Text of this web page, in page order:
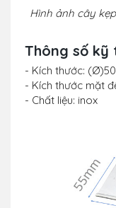
Hình ảnh cây
Thông số kỹ
- Kích thước:
- Kích thước mặt
- Chất liệu: inox